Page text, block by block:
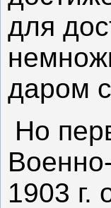
для
даром
Но
1903 г.